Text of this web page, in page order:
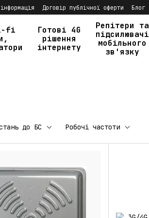
Договір публічної оферти Блог
fi
Готові 4G
рішення
інтернету
Репітери та
підсилювачі
мобільного
зв'язку
до БС Робочі частоти